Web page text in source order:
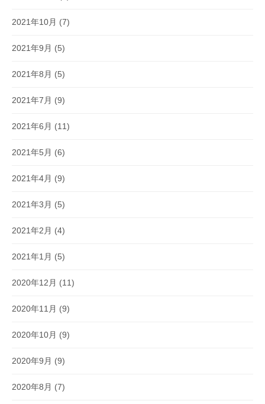
2021年10月 (7)
2021年9月 (5)
2021年8月 (5)
2021年7月 (9)
2021年6月 (11)
2021年5月 (6)
2021年4月 (9)
2021年3月 (5)
2021年2月 (4)
2021年1月 (5)
2020年12月 (11)
2020年11月 (9)
2020年10月 (9)
2020年9月 (9)
2020年8月 (7)